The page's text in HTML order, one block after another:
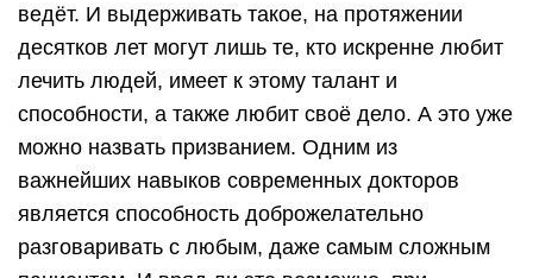
ведёт. И выдерживать такое, на протяжении
десятков лет могут лишь те, кто искренне любит
лечить людей, имеет к этому талант и
способности, а также любит своё дело. А это уже
можно назвать призванием. Одним из
важнейших навыков современных докторов
является способность доброжелательно
разговаривать с любым, даже самым сложным